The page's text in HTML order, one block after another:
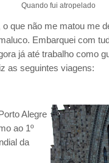
Quando fui atropelado
que não me matou me
Embarquei com
já até trabalho como
as seguintes viagens:
Alegre
ao 1º
da